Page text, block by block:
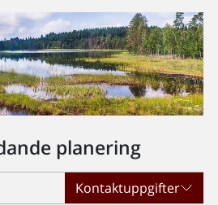
planering
Kontaktuppgifter